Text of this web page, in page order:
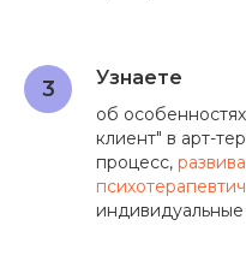
Узнаете
об
клиент" в арт-
процесс,